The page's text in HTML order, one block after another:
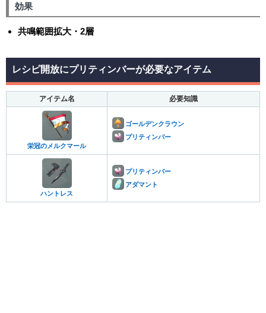
効果
共鳴範囲拡大・2層
レシピ開放にプリティンバーが必要なアイテム
アイテム名 必要知識
栄冠のメルクマール
ゴールデンクラウン
プリティンバー
ハントレス
プリティンバー
アダマント